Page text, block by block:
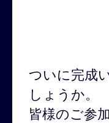
ついに完成
しょうか。
皆様のご参